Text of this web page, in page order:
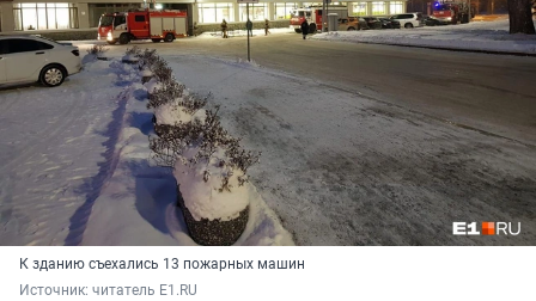
К зданию съехались 13 пожарных машин
Источник: читатель E1.RU